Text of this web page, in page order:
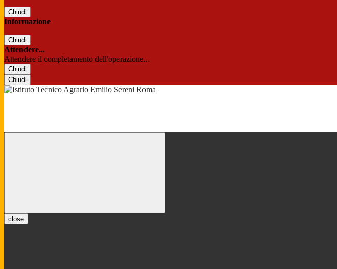
Chiudi
Informazione
Chiudi
Attendere...
Attendere il completamento dell'operazione...
Chiudi
Chiudi
close